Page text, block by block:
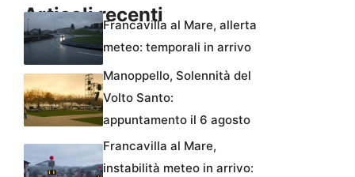
Articoli recentiFrancavilla al Mare, allerta
meteo: temporali in arrivo
Manoppello, Solennità del
Volto Santo:
appuntamento il 6 agosto
Francavilla al Mare,
instabilità meteo in arrivo: